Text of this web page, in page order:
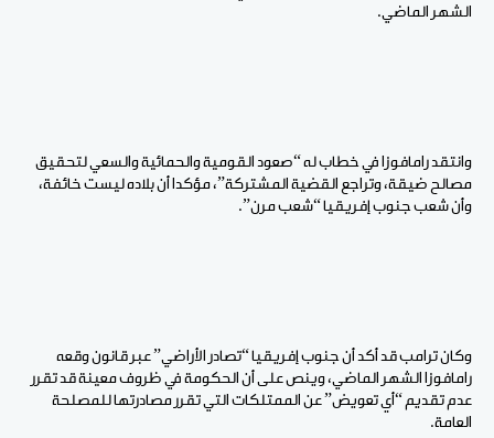
الشهر الماضي.
وانتقد رامافوزا في خطاب له “صعود القومية والحمائية والسعي لتحقيق
مصالح ضيقة، وتراجع القضية المشتركة”، مؤكدا أن بلاده ليست خائفة،
وأن شعب جنوب إفريقيا “شعب مرن”.
وكان ترامب قد أكد أن جنوب إفريقيا “تصادر الأراضي” عبر قانون وقعه
رامافوزا الشهر الماضي، وينص على أن الحكومة في ظروف معينة قد تقرر
عدم تقديم “أي تعويض” عن الممتلكات التي تقرر مصادرتها للمصلحة
العامة.